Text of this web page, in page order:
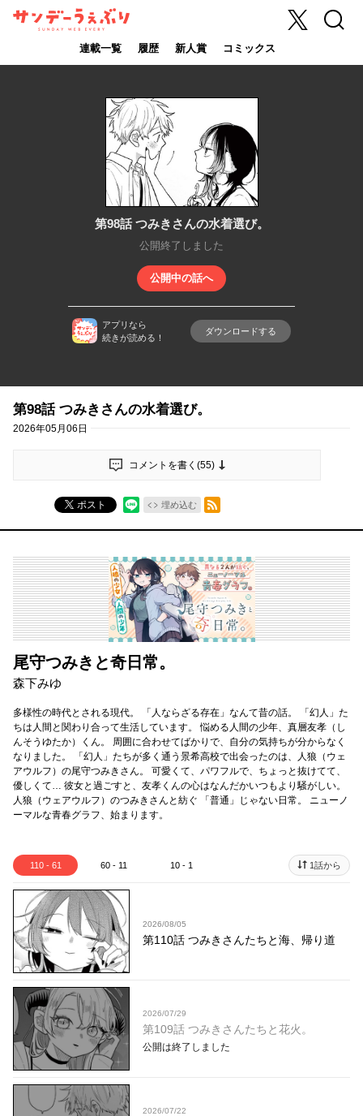
サンデーうぇ
連載一覧 履歴 新人賞 コミックス
X 検索
第98話 つみきさんの水着選び。
公開終了しました
公開中の話へ
アプリなら
続きが読める！
ダウンロードする
第98話 つみきさんの水着選び。
2026年05月06日
コメントを書く(55)
ポスト 埋め込む
RSSフィード
尾守つみきと奇日常。
森下みゆ
多様性の時代とされる現代。 「人ならざる存在」なんて昔の話。 「幻人」た
ちは人間と関わり合って生活しています。 悩める人間の少年、真層友孝（し
んそうゆたか）くん。 周囲に合わせてばかりで、自分の気持ちが分からなく
なりました。 「幻人」たちが多く通う景希高校で出会ったのは、人狼（ウェ
アウルフ）の尾守つみきさん。 可愛くて、パワフルで、ちょっと抜けてて、
優しくて… 彼女と過ごすと、友孝くんの心はなんだかいつもより騒がしい。
人狼（ウェアウルフ）のつみきさんと紡ぐ 「普通」じゃない日常。 ニューノ
ーマルな青春グラフ、始まります。
110 - 61 60 - 11 10 - 1 1話から
2026/08/05
第110話 つみきさんたちと海、帰り道
2026/07/29
第109話 つみきさんたちと花火。
公開は終了しました
2026/07/22